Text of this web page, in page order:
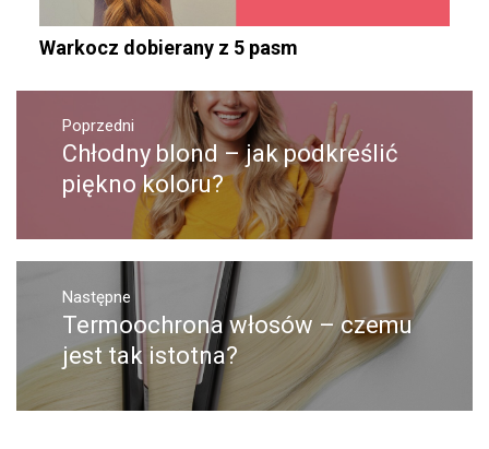
Warkocz dobierany z 5 pasm
Nawigacja
wpisuPoprzedni
Poprzedni
wpis:
Chłodny blond – jak podkreślić
piękno koloru?
Następne
Następny
post:
Termoochrona włosów – czemu
jest tak istotna?